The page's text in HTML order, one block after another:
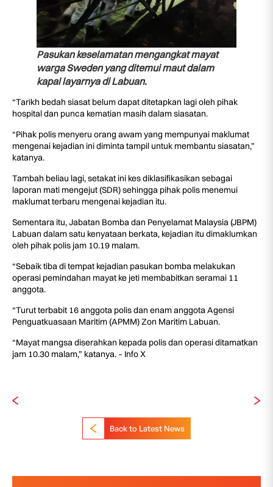
Pasukan keselamatan mengangkat mayat
warga Sweden yang ditemui maut dalam
kapal layarnya di Labuan.
“Tarikh bedah siasat belum dapat ditetapkan lagi oleh pihak
hospital dan punca kematian masih dalam siasatan.
“Pihak polis menyeru orang awam yang mempunyai maklumat
mengenai kejadian ini diminta tampil untuk membantu siasatan,”
katanya.
Tambah beliau lagi, setakat ini kes diklasifikasikan sebagai
laporan mati mengejut (SDR) sehingga pihak polis menemui
maklumat terbaru mengenai kejadian itu.
Sementara itu, Jabatan Bomba dan Penyelamat Malaysia (JBPM)
Labuan dalam satu kenyataan berkata, kejadian itu dimaklumkan
oleh pihak polis jam 10.19 malam.
“Sebaik tiba di tempat kejadian pasukan bomba melakukan
operasi pemindahan mayat ke jeti membabitkan seramai 11
anggota.
“Turut terbabit 16 anggota polis dan enam anggota Agensi
Penguatkuasaan Maritim (APMM) Zon Maritim Labuan.
“Mayat mangsa diserahkan kepada polis dan operasi ditamatkan
jam 10.30 malam,” katanya. – Info X
Back to Latest News